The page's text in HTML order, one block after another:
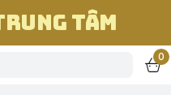
Tâm
0